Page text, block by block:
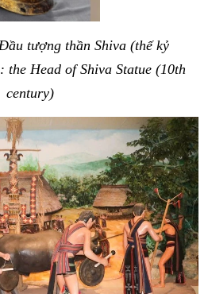
tượng thần Shiva (thế kỷ
the Head of Shiva Statue (10th
century)